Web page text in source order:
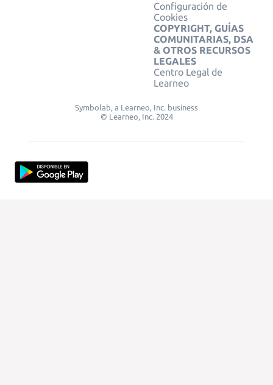
Configuración de
Cookies
COPYRIGHT, GUÍAS
COMUNITARIAS, DSA
& OTROS RECURSOS
LEGALES
Centro Legal de
Learneo
Symbolab, a Learneo, Inc. business
© Learneo, Inc. 2024